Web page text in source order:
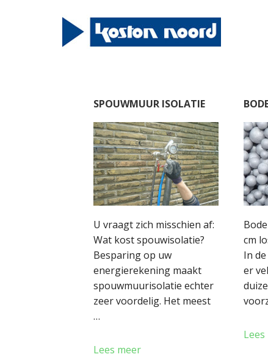
SPOUWMUUR ISOLATIE
U vraagt zich misschien af:
Wat kost spouwisolatie?
Besparing op uw
energierekening maakt
spouwmuurisolatie echter
zeer voordelig. Het meest
…
Lees meer
cm
In
er